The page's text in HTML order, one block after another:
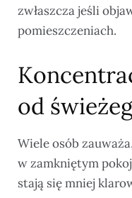
zwłaszcza jeśli
pomieszczeniach.
od
Wiele osób
w zamkniętym
stają się mniej